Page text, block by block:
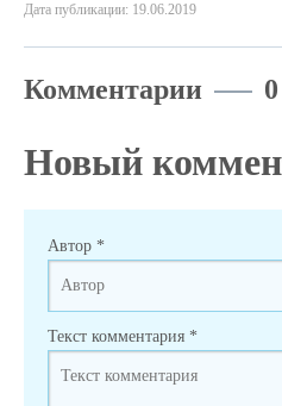
Дата публикации: 19.06.2019
Комментарии 0
Новый
Автор *
Текст комментария *